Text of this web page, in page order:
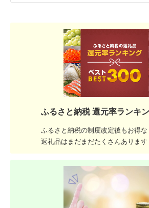
ふるさと納税 還元率ランキ
ふるさと納税の制度改定後もお得な
返礼品はまだまだたくさんあります